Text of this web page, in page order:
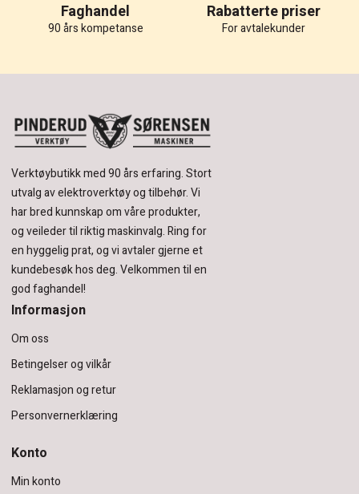
Faghandel
90 års kompetanse
Rabatterte priser
For avtalekunder
Verktøybutikk med 90 års erfaring.Stort
utvalg av elektroverktøy og tilbehør.Vi
har bred kunnskap om våre produkter,
og veileder til riktig maskinvalg. Ring for
en hyggelig prat, og vi avtaler gjerne et
kundebesøk hos deg.Velkommen til en
god faghandel!
Informasjon
Om oss
Betingelser og vilkår
Reklamasjon og retur
Personvernerklæring
Konto
Min konto